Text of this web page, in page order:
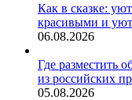
Как в сказке:
красивыми и
06.08.2026
Где разместить
из российских
05.08.2026